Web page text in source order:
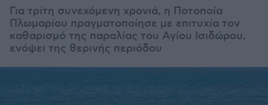
Για τρίτη συνεχόμενη χρονιά, η Ποτοποία
Πλωμαρίου πραγματοποίησε με επιτυχία τον
καθαρισμό της παραλίας του Αγίου Ισιδώρου,
ενόψει της θερινής περιόδου